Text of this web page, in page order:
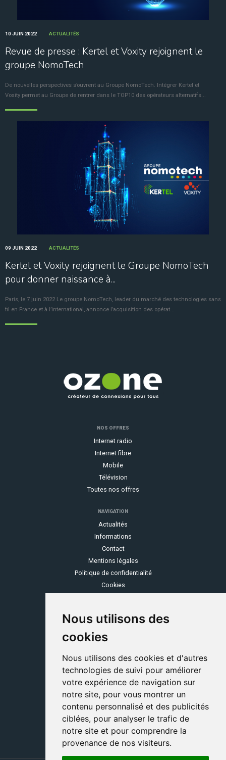
Nous utilisons des
cookies
Nous utilisons des cookies et d'autres
technologies de suivi pour améliorer
votre expérience de navigation sur
notre site, pour vous montrer un
contenu personnalisé et des publicités
ciblées, pour analyser le trafic de
notre site et pour comprendre la
provenance de nos visiteurs.
10 JUIN 2022 ACTUALITÉS
Revue de presse : Kertel et Voxity rejoignent le
groupe NomoTech
De nouvelles perspectives s’ouvrent au Groupe NomoTech. Intégrer Kertel et
Voxity permet au Groupe de rentrer dans le TOP10 des opérateurs alternatifs...
09 JUIN 2022 ACTUALITÉS
Kertel et Voxity rejoignent le Groupe NomoTech
pour donner naissance à...
Paris, le 7 juin 2022 Le groupe NomoTech, leader du marché des technologies sans
fil en France et à l’international, annonce l’acquisition des opérat...
NOS OFFRES
Internet radio
Internet fibre
Mobile
Télévision
Toutes nos offres
NAVIGATION
Actualités
Informations
Contact
Mentions légales
Politique de confidentialité
Cookies
Espace client
Service consommateurs
Grille tarifaire
C.G.V
Programme parrainage
Devenir partenaire
Ozone, marque du Groupe Stelogy-Nomotech